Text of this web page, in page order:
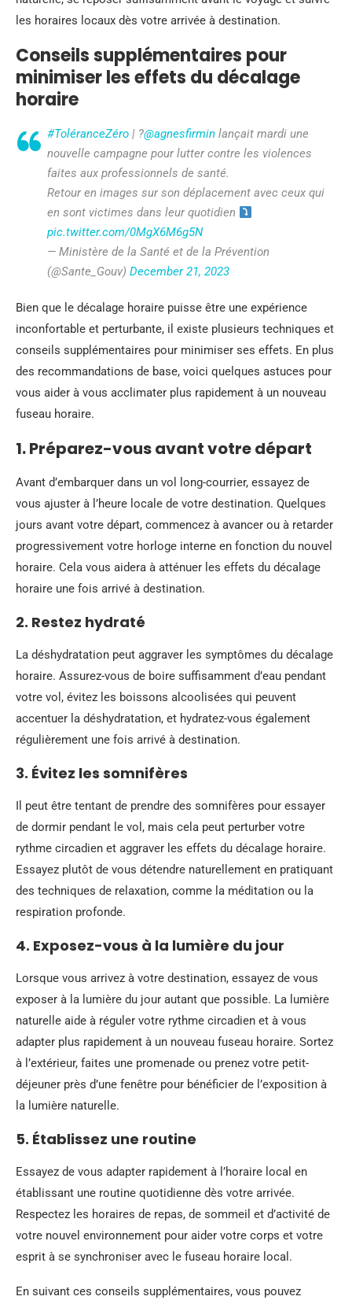
les horaires locaux dès votre arrivée à destination.
Conseils supplémentaires pour
minimiser les effets du décalage
horaire
#ToléranceZéro | ?️@agnesfirmin lançait mardi une
nouvelle campagne pour lutter contre les violences
faites aux professionnels de santé.
Retour en images sur son déplacement avec ceux qui
en sont victimes dans leur quotidien
pic.twitter.com/0MgX6M6g5N
— Ministère de la Santé et de la Prévention
(@Sante_Gouv) December 21, 2023
Bien que le décalage horaire puisse être une expérience
inconfortable et perturbante, il existe plusieurs techniques et
conseils supplémentaires pour minimiser ses effets. En plus
des recommandations de base, voici quelques astuces pour
vous aider à vous acclimater plus rapidement à un nouveau
fuseau horaire.
1. Préparez-vous avant votre départ
Avant d’embarquer dans un vol long-courrier, essayez de
vous ajuster à l’heure locale de votre destination. Quelques
jours avant votre départ, commencez à avancer ou à retarder
progressivement votre horloge interne en fonction du nouvel
horaire. Cela vous aidera à atténuer les effets du décalage
horaire une fois arrivé à destination.
2. Restez hydraté
La déshydratation peut aggraver les symptômes du décalage
horaire. Assurez-vous de boire suffisamment d’eau pendant
votre vol, évitez les boissons alcoolisées qui peuvent
accentuer la déshydratation, et hydratez-vous également
régulièrement une fois arrivé à destination.
3. Évitez les somnifères
Il peut être tentant de prendre des somnifères pour essayer
de dormir pendant le vol, mais cela peut perturber votre
rythme circadien et aggraver les effets du décalage horaire.
Essayez plutôt de vous détendre naturellement en pratiquant
des techniques de relaxation, comme la méditation ou la
respiration profonde.
4. Exposez-vous à la lumière du jour
Lorsque vous arrivez à votre destination, essayez de vous
exposer à la lumière du jour autant que possible. La lumière
naturelle aide à réguler votre rythme circadien et à vous
adapter plus rapidement à un nouveau fuseau horaire. Sortez
à l’extérieur, faites une promenade ou prenez votre petit-
déjeuner près d’une fenêtre pour bénéficier de l’exposition à
la lumière naturelle.
5. Établissez une routine
Essayez de vous adapter rapidement à l’horaire local en
établissant une routine quotidienne dès votre arrivée.
Respectez les horaires de repas, de sommeil et d’activité de
votre nouvel environnement pour aider votre corps et votre
esprit à se synchroniser avec le fuseau horaire local.
En suivant ces conseils supplémentaires, vous pouvez